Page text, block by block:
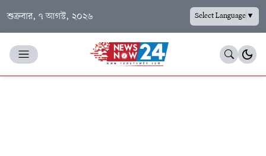
শুক্রবার, ৭ আগস্ট, ২০২৬ Select Language▼